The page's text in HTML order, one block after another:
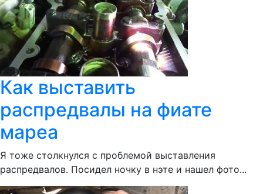
Как выставить
распредвалы на фиате
мареа
Я тоже столкнулся с проблемой выставления
распредвалов. Посидел ночку в нэте и нашел фото...